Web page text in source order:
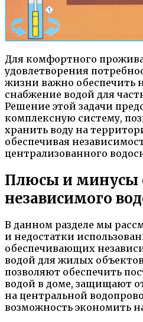
Для комфортного
удовлетворения
жизни важно обеспечить
снабжение водой для
Решение этой задачи
комплексную систему,
хранить воду на
обеспечивая
централизованного
Плюсы и минусы
независимого
В данном разделе мы
и недостатки
обеспечивающих
водой для жилых
позволяют обеспечить
водой в доме, защищают
на центральной
возможность экономить